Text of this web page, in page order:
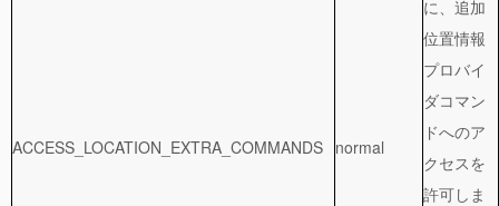
ACCESS_LOCATION_EXTRA_COMMANDS normal
に、追加
位置情報
プロバイ
ダコマン
ドへのア
クセスを
許可しま